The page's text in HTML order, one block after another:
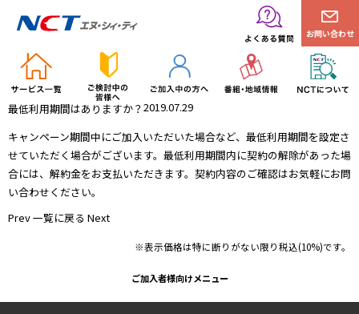
お問い合わせ
最低利用期間はありますか？ 2019.07.29
キャンペーン期間中にご加入いただいた場合など、最低利用期間を設定さ
せていただく場合がございます。最低利用期間内に契約の解除があった場
合には、解約金をお支払いただきます。契約内容のご確認はお気軽にお問
い合わせください。
Prev一覧に戻る Next
※表示価格は特に断りがない限り税込(10%)です。
ご加入者様向けメニュー